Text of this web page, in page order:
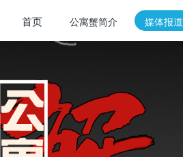
首页 公寓蟹简介 媒体报道